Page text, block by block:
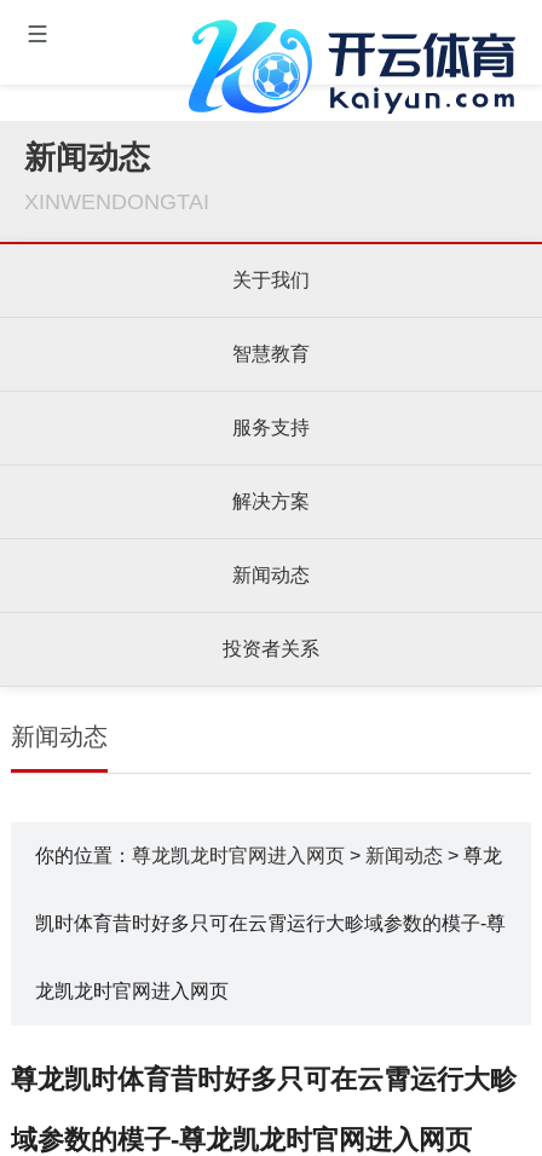
新闻动态
XINWENDONGTAI
关于我们
智慧教育
服务支持
解决方案
新闻动态
投资者关系
新闻动态
你的位置： 尊龙凯龙时官网进入网页 > 新闻动态 > 尊龙
凯时体育昔时好多只可在云霄运行大畛域参数的模子-尊
龙凯龙时官网进入网页
尊龙凯时体育昔时好多只可在云霄运行大畛
域参数的模子-尊龙凯龙时官网进入网页